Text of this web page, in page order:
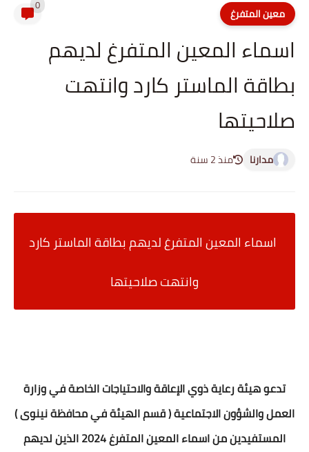
معين المتفرغ 0
اسماء المعين المتفرغ لديهم
بطاقة الماستر كارد وانتهت
صلاحيتها
مدارنا منذ 2 سنة
اسماء المعين المتفرغ لديهم بطاقة الماستر كارد
وانتهت صلاحيتها
تدعو هيئة رعاية ذوي الإعاقة والاحتياجات الخاصة في وزارة
العمل والشؤون الاجتماعية ( قسم الهيئة في محافظة نينوى )
المستفيدين من اسماء المعين المتفرغ 2024 الذين لديهم